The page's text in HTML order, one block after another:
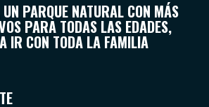
PARQUE NATURAL CON MÁS
PARA TODAS LAS EDADES,
IR CON TODA LA FAMILIA